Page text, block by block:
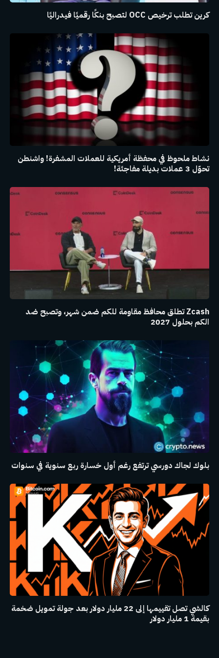
كرين تطلب ترخيص OCC لتصبح بنكًا رقميًا فيدراليًا
نشاط ملحوظ في محفظة أمريكية للعملات المشفرة! واشنطن
تحوّل 3 عملات بديلة مفاجئة!
Zcash تطلق محافظ مقاومة للكم ضمن شهر، وتصبح ضد
الكم بحلول 2027
بلوك لجاك دورسي ترتفع رغم أول خسارة ربع سنوية في سنوات
كالشي تصل تقييمها إلى 22 مليار دولار بعد جولة تمويل ضخمة
بقيمة 1 مليار دولار